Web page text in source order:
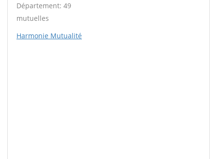
Département: 49
mutuelles
Harmonie Mutualité